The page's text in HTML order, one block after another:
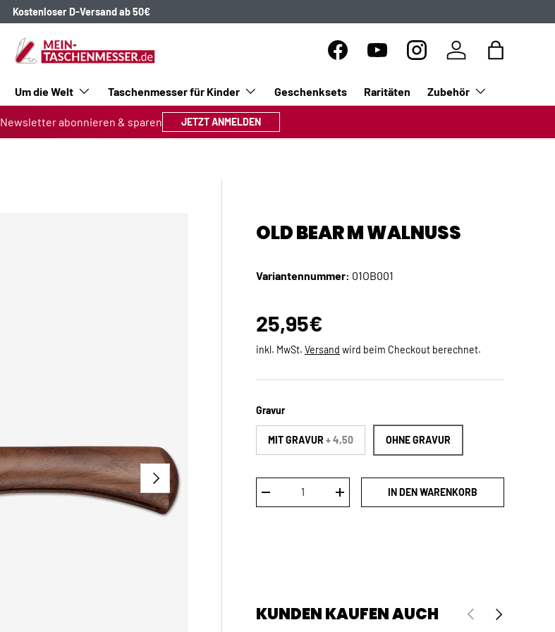
Kostenloser D-Versand ab 50€
FacebookYouTubeInstagramEinloggen
Um die Welt Taschenmesser für Kinder Geschenksets Raritäten Zubehör
Newsletter abonnieren & sparen JETZT ANMELDEN
NÄCHSTE
OLD BEAR M WALNUSS
Variantennummer: 01OB001
Normaler Preis
25,95€
inkl. MwSt. Versand wird beim Checkout berechnet.
Gravur
MIT GRAVUR + 4,50 OHNE GRAVUR
MENGE VERRINGERNMENGE ERHÖHENIN DEN WARENKORB
KUNDEN KAUFEN AUCH VORHERIGENÄCHSTE